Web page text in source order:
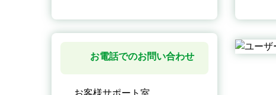
お電話でのお問い合わせ
お客様サポート室